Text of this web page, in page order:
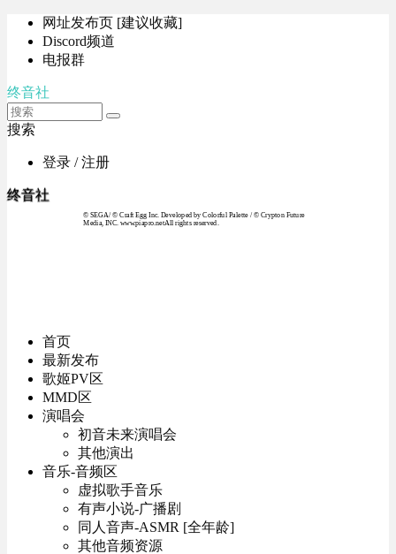
网址发布页 [建议收藏]
Discord频道
电报群
终音社
搜索
登录 / 注册
终音社
© SEGA / © Craft Egg Inc. Developed by Colorful Palette / © Crypton Future
Media, INC. www.piapro.netAll rights reserved.
首页
最新发布
歌姬PV区
MMD区
演唱会
初音未来演唱会
其他演出
音乐-音频区
虚拟歌手音乐
有声小说-广播剧
同人音声-ASMR [全年龄]
其他音频资源